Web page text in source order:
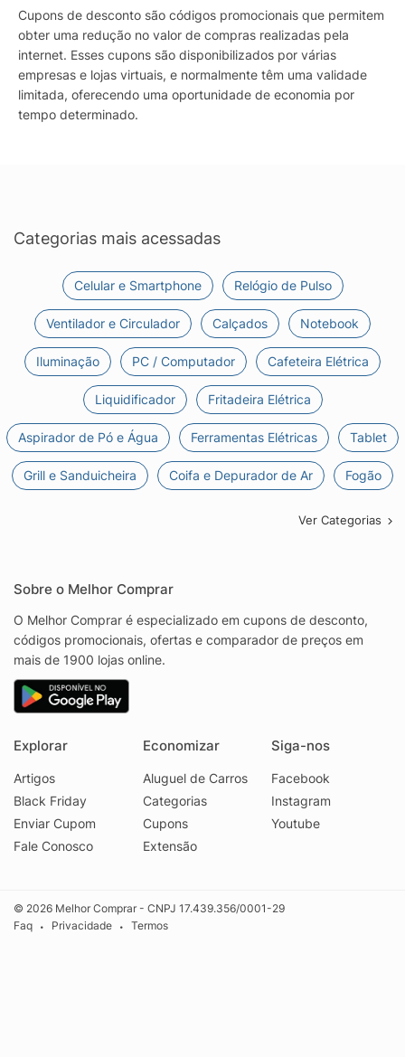
Cupons de desconto são códigos promocionais que permitem
obter uma redução no valor de compras realizadas pela
internet. Esses cupons são disponibilizados por várias
empresas e lojas virtuais, e normalmente têm uma validade
limitada, oferecendo uma oportunidade de economia por
tempo determinado.
Categorias mais acessadas
Celular e Smartphone Relógio de Pulso
Ventilador e Circulador Calçados Notebook
Iluminação PC / Computador Cafeteira Elétrica
Liquidificador Fritadeira Elétrica
Aspirador de Pó e Água Ferramentas Elétricas Tablet
Grill e Sanduicheira Coifa e Depurador de Ar Fogão
Ver Categorias
Sobre o Melhor Comprar
O Melhor Comprar é especializado em cupons de desconto,
códigos promocionais, ofertas e comparador de preços em
mais de 1900 lojas online.
Explorar
Artigos
Black Friday
Enviar Cupom
Fale Conosco
Economizar
Aluguel de Carros
Categorias
Cupons
Extensão
Siga-nos
Facebook
Instagram
Youtube
© 2026 Melhor Comprar - CNPJ 17.439.356/0001-29
Faq
• Privacidade • Termos